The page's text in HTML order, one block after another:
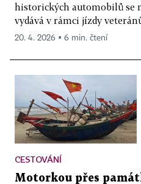
historických automobilů se
vydává v rámci jízdy
20. 4. 2026 ▪ 6 min. čtení
CESTOVÁNÍ
Motorkou přes